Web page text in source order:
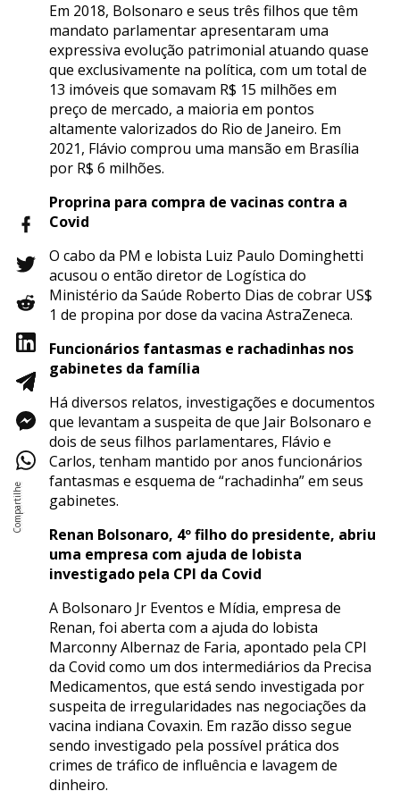
Em 2018, Bolsonaro e seus três filhos que têm
mandato parlamentar apresentaram uma
expressiva evolução patrimonial atuando quase
que exclusivamente na política, com um total de
13 imóveis que somavam R$ 15 milhões em
preço de mercado, a maioria em pontos
altamente valorizados do Rio de Janeiro. Em
2021, Flávio comprou uma mansão em Brasília
por R$ 6 milhões.
Proprina para compra de vacinas contra a
Covid
O cabo da PM e lobista Luiz Paulo Dominghetti
acusou o então diretor de Logística do
Ministério da Saúde Roberto Dias de cobrar US$
1 de propina por dose da vacina AstraZeneca.
Funcionários fantasmas e rachadinhas nos
gabinetes da família
Há diversos relatos, investigações e documentos
que levantam a suspeita de que Jair Bolsonaro e
dois de seus filhos parlamentares, Flávio e
Carlos, tenham mantido por anos funcionários
fantasmas e esquema de “rachadinha” em seus
gabinetes.
Renan Bolsonaro, 4º filho do presidente, abriu
uma empresa com ajuda de lobista
investigado pela CPI da Covid
A Bolsonaro Jr Eventos e Mídia, empresa de
Renan, foi aberta com a ajuda do lobista
Marconny Albernaz de Faria, apontado pela CPI
da Covid como um dos intermediários da Precisa
Medicamentos, que está sendo investigada por
suspeita de irregularidades nas negociações da
vacina indiana Covaxin. Em razão disso segue
sendo investigado pela possível prática dos
crimes de tráfico de influência e lavagem de
dinheiro.